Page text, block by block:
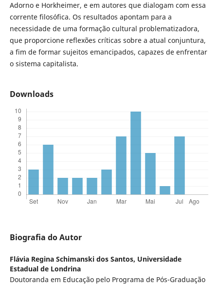
Adorno e Horkheimer, e em autores que dialogam com essa
corrente filosófica. Os resultados apontam para a
necessidade de uma formação cultural problematizadora,
que proporcione reflexões críticas sobre a atual conjuntura,
a fim de formar sujeitos emancipados, capazes de enfrentar
o sistema capitalista.
Downloads
Biografia do Autor
Flávia Regina Schimanski dos Santos, Universidade
Estadual de Londrina
Doutoranda em Educação pelo Programa de Pós-Graduação